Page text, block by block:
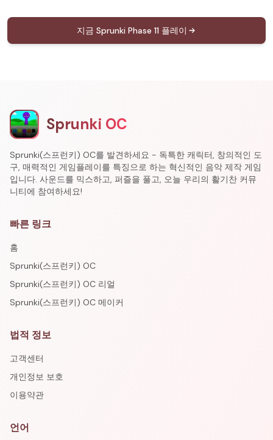
지금 Sprunki Phase 11 플레이
Sprunki OC
Sprunki(스프런키) OC를 발견하세요 - 독특한 캐릭터, 창의적인 도
구, 매력적인 게임플레이를 특징으로 하는 혁신적인 음악 제작 게임
입니다. 사운드를 믹스하고, 퍼즐을 풀고, 오늘 우리의 활기찬 커뮤
니티에 참여하세요!
빠른 링크
홈
Sprunki(스프런키) OC
Sprunki(스프런키) OC 리얼
Sprunki(스프런키) OC 메이커
법적 정보
고객센터
개인정보 보호
이용약관
언어